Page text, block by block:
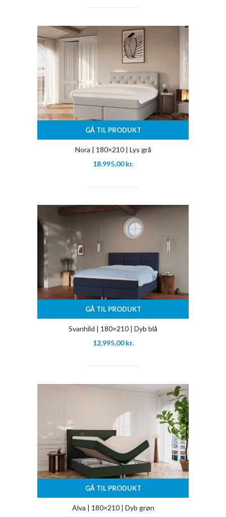
GÅ TIL PRODUKT
Nora | 180×210 | Lys grå
18.995,00kr.
GÅ TIL PRODUKT
Svanhild | 180×210 | Dyb blå
12.995,00kr.
GÅ TIL PRODUKT
Alva | 180×210 | Dyb grøn